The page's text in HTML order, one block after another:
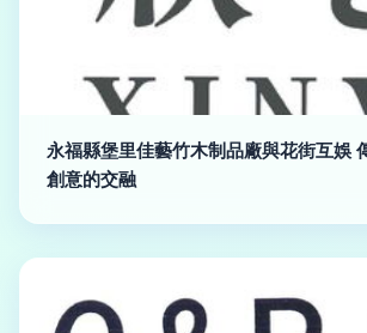
永福縣堡里佳藝竹木制品廠與花街互娛
創意的交融